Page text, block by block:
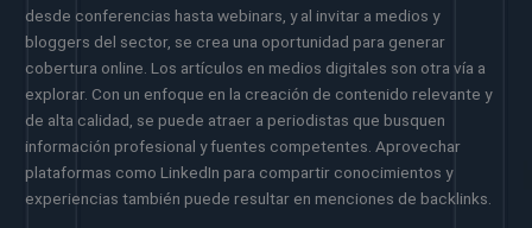
desde conferencias hasta webinars, y al invitar a medios y
bloggers del sector, se crea una oportunidad para generar
cobertura online. Los artículos en medios digitales son otra vía a
explorar. Con un enfoque en la creación de contenido relevante y
de alta calidad, se puede atraer a periodistas que busquen
información profesional y fuentes competentes. Aprovechar
plataformas como LinkedIn para compartir conocimientos y
experiencias también puede resultar en menciones de backlinks.